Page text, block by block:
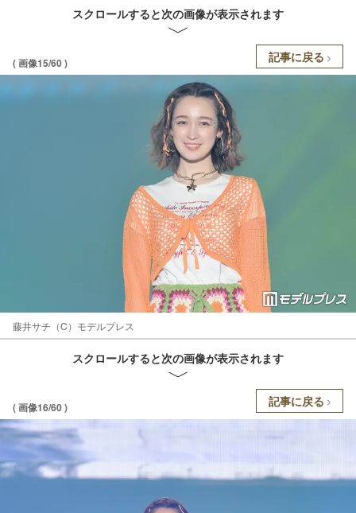
スクロールすると次の画像が表示されます
( 画像15/60 ) 記事に戻る
藤井サチ（C）モデルプレス
スクロールすると次の画像が表示されます
( 画像16/60 ) 記事に戻る